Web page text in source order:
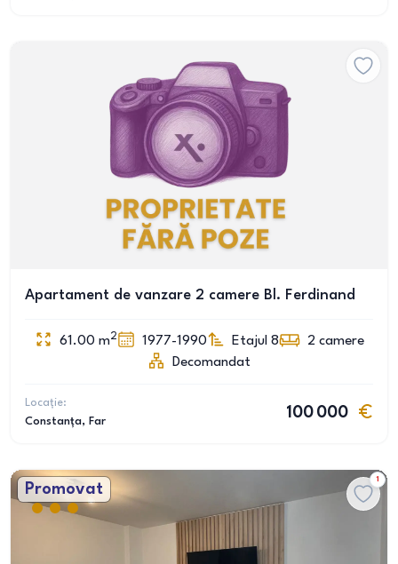
Apartament de vanzare 2 camere Bl. Ferdinand
61.00 m2 1977-1990 Etajul 8 2 camere
Decomandat
Locație:
Constanța, Far
100 000
Promovat
1